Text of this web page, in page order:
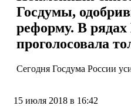
Госдумы,
реформу. В
проголосовала
Сегодня Госдума России
15 июля 2018 в 16:42